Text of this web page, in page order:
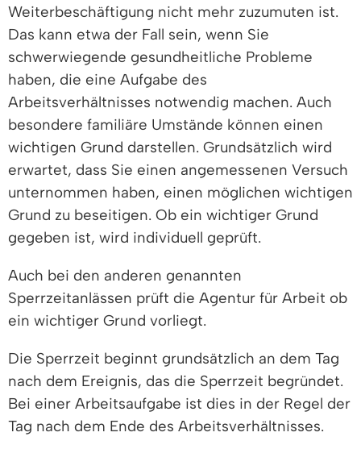
Weiterbeschäftigung nicht mehr zuzumuten ist.
Das kann etwa der Fall sein, wenn Sie
schwerwiegende gesundheitliche Probleme
haben, die eine Aufgabe des
Arbeitsverhältnisses notwendig machen. Auch
besondere familiäre Umstände können einen
wichtigen Grund darstellen. Grundsätzlich wird
erwartet, dass Sie einen angemessenen Versuch
unternommen haben, einen möglichen wichtigen
Grund zu beseitigen. Ob ein wichtiger Grund
gegeben ist, wird individuell geprüft.
Auch bei den anderen genannten
Sperrzeitanlässen prüft die Agentur für Arbeit ob
ein wichtiger Grund vorliegt.
Die Sperrzeit beginnt grundsätzlich an dem Tag
nach dem Ereignis, das die Sperrzeit begründet.
Bei einer Arbeitsaufgabe ist dies in der Regel der
Tag nach dem Ende des Arbeitsverhältnisses.